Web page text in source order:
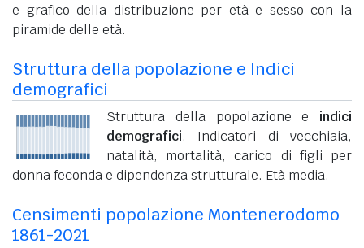
e grafico della distribuzione per età e sesso con la
piramide delle età.
Struttura della popolazione e Indici
demografici
Struttura della popolazione e indici
demografici. Indicatori di vecchiaia,
natalità, mortalità, carico di figli per
donna feconda e dipendenza strutturale. Età media.
Censimenti popolazione Montenerodomo
1861-2021